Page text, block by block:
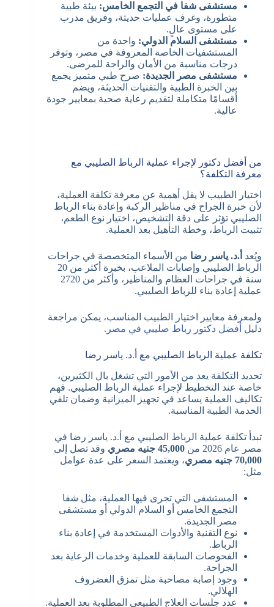
مستشفى شفا في التجمع الخامس: بيئة طبية
متطورة، وغرف عمليات حديثة، وفريق مدرب
على مستوى عالٍ.
مستشفى السلام الدولي: واحدة من
المستشفيات الخاصة المعروفة في مصر، وتوفر
درجات مناسبة من الأمان والراحة للمرضى.
مستشفى مصر الجديدة: صرح طبي متميز يجمع
بين الخبرة الطبية والتقنيات الحديثة، ويضم
أقسامًا متكاملة لتقديم رعاية صحية بمعايير جودة
عالية.
من أفضل دكتور لإجراء عملية الرباط الصليبي مع
معرفة التكلفة؟
اختيار الطبيب لا يقل أهمية عن معرفة تكلفة العملية،
لأن خبرة الجراح في مناظير الركبة وإعادة بناء الرباط
الصليبي تؤثر على دقة التشخيص، اختيار نوع الطعم،
تثبيت الرباط، وخطة التأهيل بعد العملية.
ويُعد أ.د. ياسر رضا من الأسماء المتخصصة في جراحات
الرباط الصليبي وإصابات الملاعب، بخبرة أكثر من 20
سنة في جراحات العظام والمناظير، وأكثر من 2720
عملية إعادة بناء للرباط الصليبي.
ولمعرفة معايير اختيار الطبيب المناسب، يمكن مراجعة
دليل أفضل دكتور رباط صليبي في مصر .
تكلفة عملية الرباط الصليبي مع أ.د. ياسر رضا
تحديد التكلفة يعد من الأمور التي تشغل بال الكثيرين،
خاصة عند التخطيط لإجراء عملية الرباط الصليبي. فهم
تكاليف العملية يساعد في تجهيز الميزانية وضمان تلقي
الخدمة الطبية المناسبة.
تبدأ تكلفة عملية الرباط الصليبي مع أ.د. ياسر رضا في
مصر عام 2026 من
45,000 جنيه مصري
وقد تصل إلى
70,000 جنيه مصري
، ويعتمد السعر على عدة عوامل
مثل:
المستشفى التي تجرى فيها العملية، مثل شفا
التجمع الخامس أو السلام الدولي أو مستشفى
مصر الجديدة.
نوع التقنية والأدوات المستخدمة في إعادة بناء
الرباط.
الفحوصات السابقة للعملية وخدمات الرعاية بعد
الجراحة.
وجود إصابة مصاحبة مثل تمزق الغضروف
الهلالي.
عدد جلسات العلاج الطبيعي المطلوبة بعد العملية.